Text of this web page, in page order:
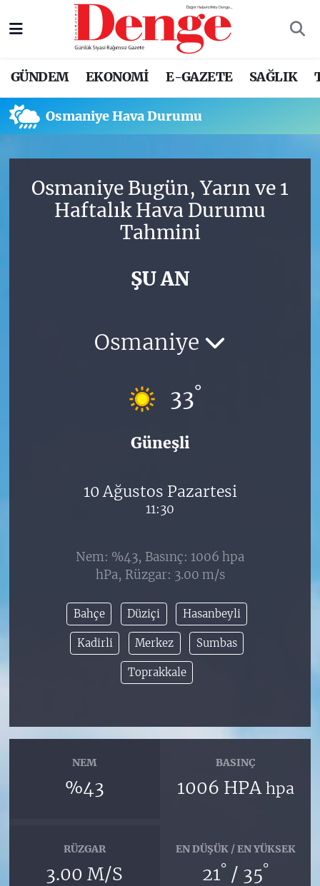
GÜNDEM EKONOMİ E-GAZETE SAĞLIK
Osmaniye Hava Durumu
Osmaniye Bugün, Yarın ve 1
Haftalık Hava Durumu
Tahmini
ŞU AN
Osmaniye
33°
Güneşli
10 Ağustos Pazartesi
11:30
Nem: %43, Basınç: 1006 hpa
hPa, Rüzgar: 3.00 m/s
Bahçe Düziçi Hasanbeyli
Kadirli Merkez Sumbas
Toprakkale
NEM
%43
BASINÇ
1006 HPAhpa
RÜZGAR
3.00 M/S
EN DÜŞÜK / EN YÜKSEK
21° / 35°
Nöbetçi Eczaneler
Trafik Durumu
Süper Lig Puan Durumu ve Fikstür
Tüm Manşetler
Son Dakika Haberleri